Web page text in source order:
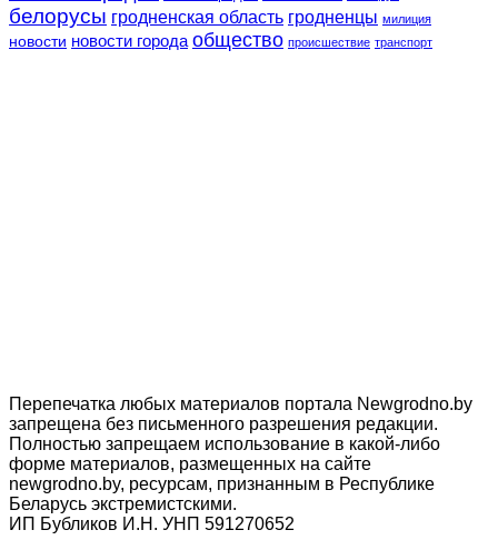
белорусы гродненская область гродненцы милиция
новости новости города общество происшествие транспорт
Перепечатка любых материалов портала Newgrodno.by
запрещена без письменного разрешения редакции.
Полностью запрещаем использование в какой-либо
форме материалов, размещенных на сайте
newgrodno.by, ресурсам, признанным в Республике
Беларусь экстремистскими.
ИП Бубликов И.Н. УНП 591270652